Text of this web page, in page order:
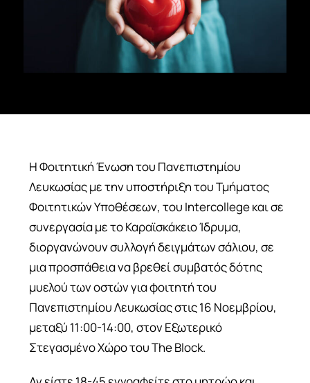
ERASMUS
Η Φοιτητική Ένωση του Πανεπιστημίου
Λευκωσίας με την υποστήριξη του Τμήματος
Φοιτητικών Υποθέσεων, του Intercollege και σε
συνεργασία με το Καραϊσκάκειο Ίδρυμα,
διοργανώνουν συλλογή δειγμάτων σάλιου, σε
μια προσπάθεια να βρεθεί συμβατός δότης
μυελού των οστών για φοιτητή του
Πανεπιστημίου Λευκωσίας στις 16 Νοεμβρίου,
μεταξύ 11:00-14:00, στον Εξωτερικό
Στεγασμένο Χώρο του The Block.